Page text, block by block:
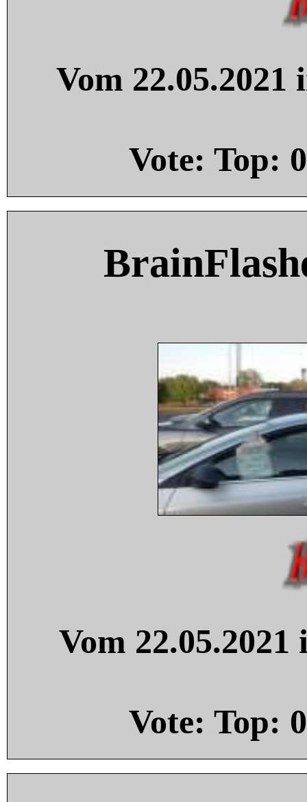
Vom
Vote: Top: 0
Vom
Vote: Top: 0